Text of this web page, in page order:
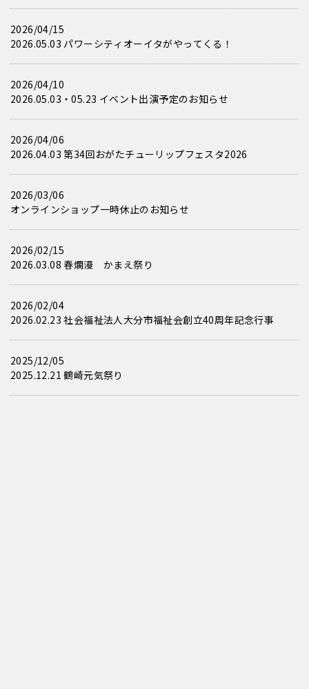
2026/04/15
2026.05.03 パワーシティオーイタがやってくる！
2026/04/10
2026.05.03・05.23 イベント出演予定のお知らせ
2026/04/06
2026.04.03 第34回おがたチューリップフェスタ2026
2026/03/06
オンラインショップ一時休止のお知らせ
2026/02/15
2026.03.08 春爛漫 かまえ祭り
2026/02/04
2026.02.23 社会福祉法人大分市福祉会創立40周年記念行事
2025/12/05
2025.12.21 鶴崎元気祭り